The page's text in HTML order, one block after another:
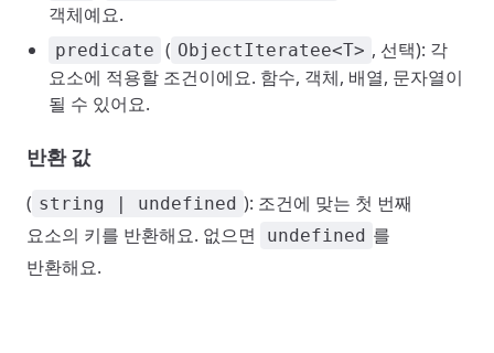
객체예요.
predicate ( ObjectIteratee<T> , 선택): 각
요소에 적용할 조건이에요. 함수, 객체, 배열, 문자열이
될 수 있어요.
반환 값
( string | undefined ): 조건에 맞는 첫 번째
요소의 키를 반환해요. 없으면
undefined 를
반환해요.